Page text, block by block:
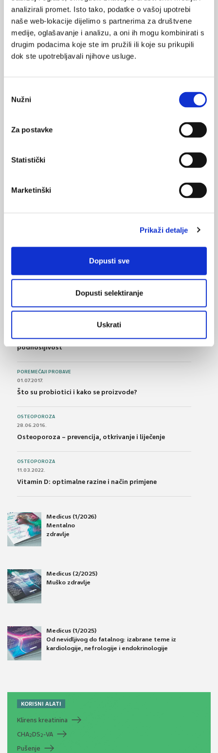
analizirali promet. Isto tako, podatke o vašoj upotrebi
naše web-lokacije dijelimo s partnerima za društvene
medije, oglašavanje i analizu, a oni ih mogu kombinirati s
drugim podacima koje ste im pružili ili koje su prikupili
dok ste upotrebljavali njihove usluge.
pristanka
Nužni
Za postavke
Statistički
Marketinški
Prikaži detalje
Dopusti sve
Dopusti selektiranje
Uskrati
VEZANI SADRŽAJ
11.04.2024.
Nanoplastika povezana s Parkinsonovom bolešću i
nekim vrstama demencije
Cvjetni med kao potencijalni bio-indikator
onečišćenja okoliša pesticidima
06.11.2016.
21.10.2015.
Bolna leđa - medicinske vježbe (nove smjernice)
Nesteroidni antireumatici i gastrointestinalna
podnošljivost
POREMEĆAJI PROBAVE
01.07.2017.
Što su probiotici i kako se proizvode?
OSTEOPOROZA
28.06.2016.
Osteoporoza – prevencija, otkrivanje i liječenje
OSTEOPOROZA
11.03.2022.
Vitamin D: optimalne razine i način primjene
Medicus (1/2026)
Mentalno
zdravlje
Medicus (2/2025)
Muško zdravlje
Medicus (1/2025)
Od nevidljivog do fatalnog: izabrane teme iz
kardiologije, nefrologije i endokrinologije
KORISNI ALATI
Klirens kreatinina
CHA2DS2-VA
Pušenje